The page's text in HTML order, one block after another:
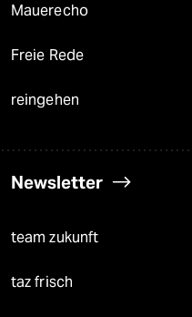
Mauerecho
Freie Rede
reingehen
Newsletter
team zukunft
taz frisch